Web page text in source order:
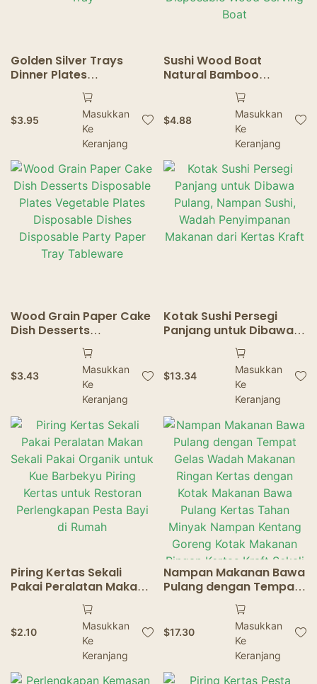
Golden Silver Trays
Dinner Plates
Disposable Paper Plate
Birthday Wedding Party
Tableware Golden
Disposable Paper Tray
$3.95
Masukkan
Ke
Keranjang
Sushi Wood Boat
Natural Bamboo
Disposable Salad
Dessert Pine Cake Boat
Snack Bowl Sushi Tray
Disposable Wood
Serving Boat
$4.88
Masukkan
Ke
Keranjang
Wood Grain Paper Cake
Dish Desserts
Disposable Plates
Vegetable Plates
Disposable Dishes
Disposable Party Paper
Tray Tableware
$3.43
Masukkan
Ke
Keranjang
Kotak Sushi Persegi
Panjang untuk Dibawa
Pulang, Nampan Sushi,
Wadah Penyimpanan
Makanan dari Kertas
$13.34
Masukkan
Ke
Keranjang
Piring Kertas Sekali
Pakai Peralatan Makan
Sekali Pakai Organik
untuk Kue Barbekyu
Piring Kertas untuk
Restoran Perlengkapan
Pesta Bayi di Rumah
$2.10
Masukkan
Ke
Keranjang
Nampan Makanan Bawa
Pulang dengan Tempat
Gelas Wadah Makanan
Ringan Kertas dengan
Kotak Makanan Bawa
Pulang Kertas Tahan
Minyak Nampan
Kentang Goreng Kotak
$17.30
Masukkan
Ke
Keranjang